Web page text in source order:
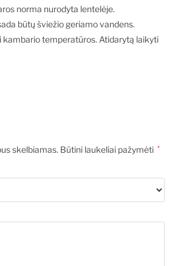
norma nurodyta lentelėje.
būtų šviežio geriamo vandens.
kambario temperatūros. Atidarytą laikyti
skelbiamas. Būtini laukeliai pažymėti *